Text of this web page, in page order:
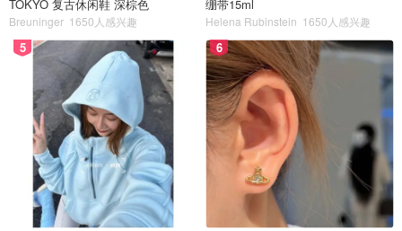
TOKYO 复古休闲鞋 深棕色
Breuninger 1650人感兴趣
绷带15ml
Helena Rubinstein 1650人感兴趣
5 6